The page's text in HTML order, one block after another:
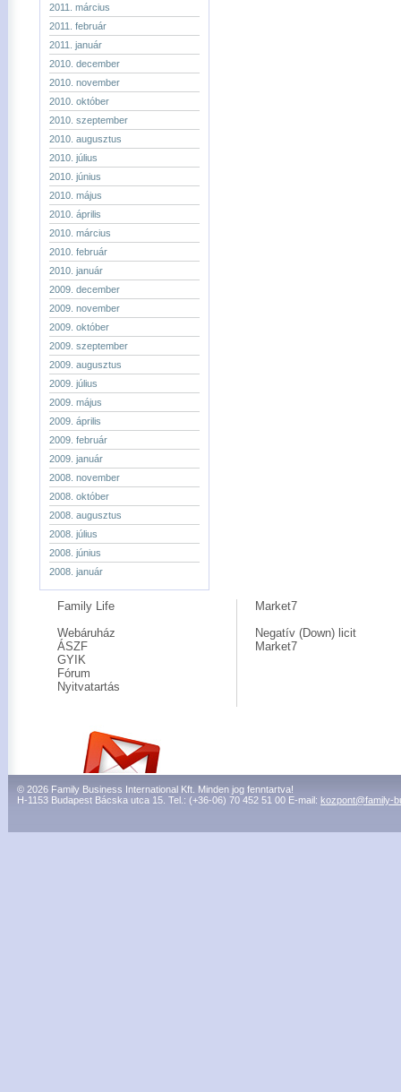
2011. március
2011. február
2011. január
2010. december
2010. november
2010. október
2010. szeptember
2010. augusztus
2010. július
2010. június
2010. május
2010. április
2010. március
2010. február
2010. január
2009. december
2009. november
2009. október
2009. szeptember
2009. augusztus
2009. július
2009. május
2009. április
2009. február
2009. január
2008. november
2008. október
2008. augusztus
2008. július
2008. június
2008. január
Family Life
Webáruház
ÁSZF
GYIK
Fórum
Nyitvatartás
Market7
Negatív (Down) licit
Market7
© 2026 Family Business International Kft. Minden jog fenntartva!
H-1153 Budapest Bácska utca 15. Tel.: (+36-06) 70 452 51 00 E-mail: kozpont@family-